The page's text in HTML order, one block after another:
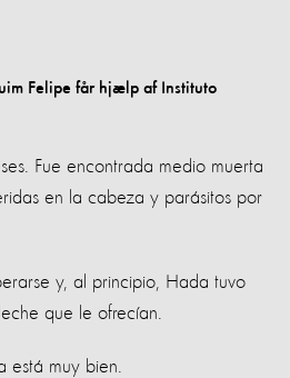
Fue encontrada medio muerta
en la cabeza y parásitos por
y, al principio, Hada tuvo
que le ofrecían.
está muy bien.